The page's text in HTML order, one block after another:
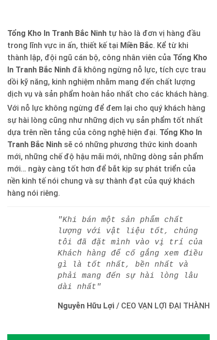
Tổng Kho In Tranh Bắc Ninh tự hào là đơn vị hàng đầu
trong lĩnh vực in ấn, thiết kế tại Miền Bắc. Kể từ khi
thành lập, đội ngũ cán bộ, công nhân viên của Tổng Kho
In Tranh Bắc Ninh đã không ngừng nỗ lực, tích cực trau
dồi kỹ năng, kinh nghiệm nhằm mang đến chất lượng
dịch vụ và sản phẩm hoàn hảo nhất cho các khách hàng.
Với nỗ lực không ngừng để đem lại cho quý khách hàng
sự hài lòng cũng như những dịch vụ sản phẩm tốt nhất
dựa trên nền tảng của công nghệ hiện đại. Tổng Kho In
Tranh Bắc Ninh sẽ có những phương thức kinh doanh
mới, những chế độ hậu mãi mới, những dòng sản phẩm
mới… ngày càng tốt hơn để bắt kịp sự phát triển của
nền kinh tế nói chung và sự thành đạt của quý khách
hàng nói riêng.
"Khi bán một sản phẩm chất
lượng với vật liệu tốt, chúng
tôi đã đặt mình vào vị trí của
Khách hàng để cố gắng xem điều
gì là tốt nhất, bền nhất và
phải mang đến sự hài lòng lâu
dài nhất"
Nguyễn Hữu Lợi / CEO VẠN LỢI ĐẠI THÀNH